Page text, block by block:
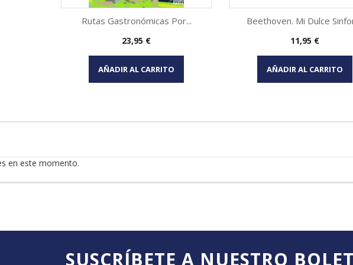
Vista rápida
Rutas Gastronómicas Por...
Precio
23,95 €
AÑADIR AL CARRITO
Vista rápida
Beethoven. Mi Dulce
Precio
11,95 €
AÑADIR AL CARRITO
en este momento.
SUSCRÍBETE A NUESTRO